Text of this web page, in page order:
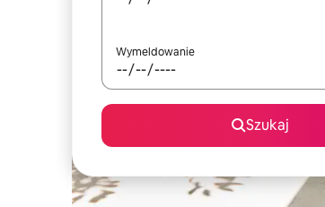
Wymeldowanie
Szukaj